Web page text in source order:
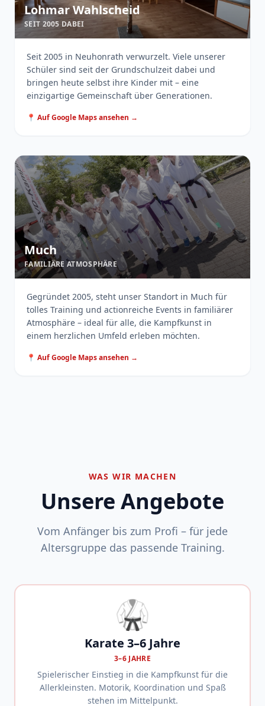
Lohmar Wahlscheid
SEIT 2005 DABEI
Seit 2005 in Neuhonrath verwurzelt. Viele unserer
Schüler sind seit der Grundschulzeit dabei und
bringen heute selbst ihre Kinder mit – eine
einzigartige Gemeinschaft über Generationen.
📍 Auf Google Maps ansehen →
Much
FAMILIÄRE ATMOSPHÄRE
Gegründet 2005, steht unser Standort in Much für
tolles Training und actionreiche Events in familiärer
Atmosphäre – ideal für alle, die Kampfkunst in
einem herzlichen Umfeld erleben möchten.
📍 Auf Google Maps ansehen →
WAS WIR MACHEN
Unsere Angebote
Vom Anfänger bis zum Profi – für jede
Altersgruppe das passende Training.
🥋
Karate 3–6 Jahre
3–6 JAHRE
Spielerischer Einstieg in die Kampfkunst für die
Allerkleinsten. Motorik, Koordination und Spaß
stehen im Mittelpunkt.